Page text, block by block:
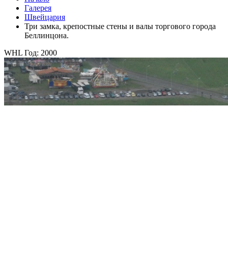
Галерея
Швейцария
Три замка, крепостные стены и валы торгового города
Беллинцона.
WHL Год: 2000